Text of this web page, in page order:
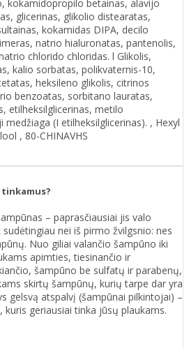
kokamidopropilo betainas, alavijo
glicerinas, glikolio distearatas,
kokamidas DIPA, decilo
natrio hialuronatas, pantenolis,
chlorido chloridas. l Glikolis,
kalio sorbatas, polikvaternis-10,
heksileno glikolis, citrinos
benzoatas, sorbitano lauratas,
etilheksilglicerinas, metilo
(I etilheksilglicerinas). , Hexyl
, 80-CHINAVHS
– paprasčiausiai jis valo
nei iš pirmo žvilgsnio: nes
Nuo giliai valančio šampūno iki
apimties, tiesinančio ir
šampūno be sulfatų ir parabenų,
skirtų šampūnų, kurių tarpe dar yra
gelsvą atspalvį (šampūnai pilkintojai) –
kuris geriausiai tinka jūsų plaukams.